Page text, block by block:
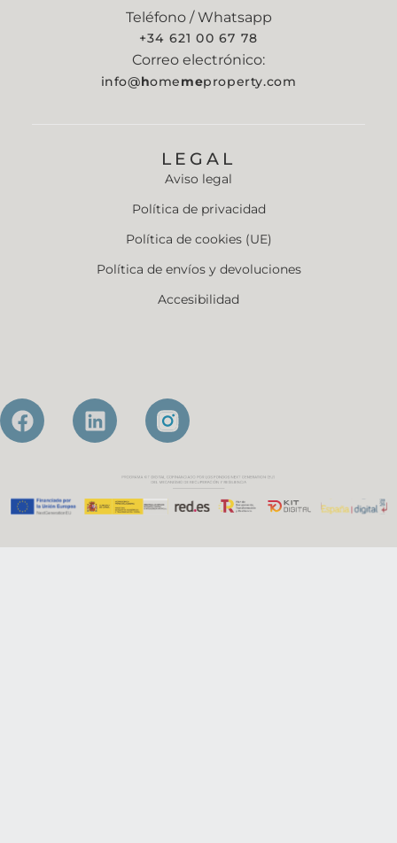
Teléfono / Whatsapp
+34 621 00 67 78
Correo electrónico:
info@homemeproperty.com
LEGAL
Aviso legal
Política de privacidad
Política de cookies (UE)
Política de envíos y devoluciones
Accesibilidad